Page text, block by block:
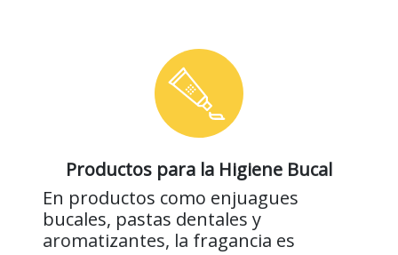
Productos para la Higiene Bucal
En productos como enjuagues
bucales, pastas dentales y
aromatizantes, la fragancia es